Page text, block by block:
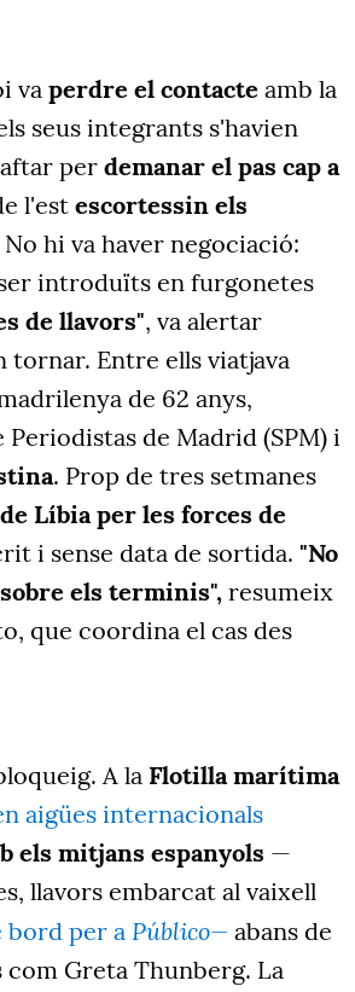
vaperdre el contacte amb la
seus integrants s'havien
per demanar el pas cap a
l'est escortessin els
No hi va haver negociació:
introduïts en furgonetes
de llavors", va alertar
tornar. Entre ells viatjava
de 62 anys,
de Madrid (SPM) i
. Prop de tres setmanes
Líbia per les forces de
i sense data de sortida. "No
els terminis",resumeix
que coordina el cas des
A la Flotilla marítima
aigües internacionals
els mitjans espanyols —
llavors embarcat al vaixell
bord per a Público— abans de
Greta Thunberg. La